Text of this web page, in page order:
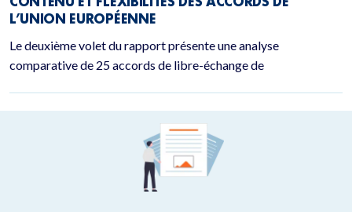
L’UNION EUROPÉENNE
Le deuxième volet du rapport présente une analyse
comparative de 25 accords de libre-échange de